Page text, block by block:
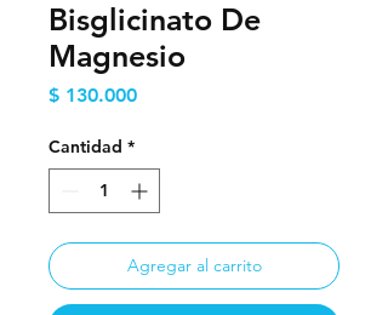
Bisglicinato De
Magnesio
$ 130.000Precio
Cantidad *
Agregar al carrito